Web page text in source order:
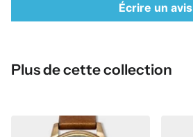
Écrire un avis
Plus de cette collection